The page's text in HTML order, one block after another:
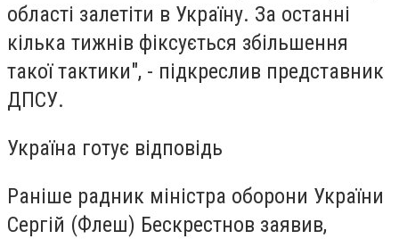
області залетіти в Україну. За останні
кілька тижнів фіксується збільшення
такої тактики", - підкреслив представник
ДПСУ.
Україна готує відповідь
Раніше радник міністра оборони України
Сергій (Флеш) Бескрестнов заявив,